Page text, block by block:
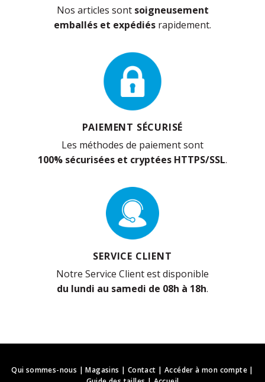
Nos articles sont soigneusement
emballés et expédiés rapidement.
PAIEMENT SÉCURISÉ
Les méthodes de paiement sont
100% sécurisées et cryptées HTTPS/SSL.
SERVICE CLIENT
Notre Service Client est disponible
du lundi au samedi de 08h à 18h.
Qui sommes-nous |Magasins | Contact | Accéder à mon compte|